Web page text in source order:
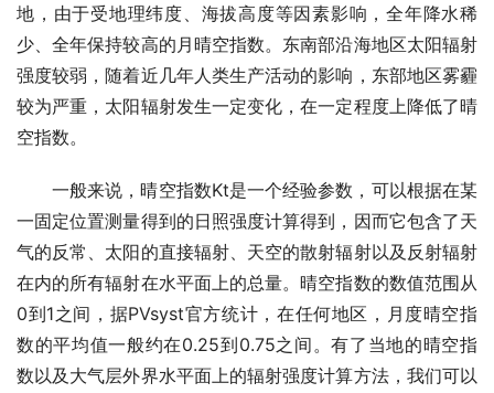
地，由于受地理纬度、海拔高度等因素影响，全年降水稀
少、全年保持较高的月晴空指数。东南部沿海地区太阳辐射
强度较弱，随着近几年人类生产活动的影响，东部地区雾霾
较为严重，太阳辐射发生一定变化，在一定程度上降低了晴
空指数。
一般来说，晴空指数Kt是一个经验参数，可以根据在某
一固定位置测量得到的日照强度计算得到，因而它包含了天
气的反常、太阳的直接辐射、天空的散射辐射以及反射辐射
在内的所有辐射在水平面上的总量。晴空指数的数值范围从
0到1之间，据PVsyst官方统计，在任何地区，月度晴空指
数的平均值一般约在0.25到0.75之间。有了当地的晴空指
数以及大气层外界水平面上的辐射强度计算方法，我们可以